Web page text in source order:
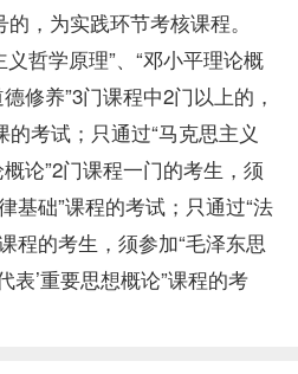
为实践环节考核课程。
哲学原理”、“邓小平理论概
修养”3门课程中2门以上的，
考试；只通过“马克思主义
论”2门课程一门的考生，须
基础”课程的考试；只通过“法
程的考生，须参加“毛泽东思
表’重要思想概论”课程的考